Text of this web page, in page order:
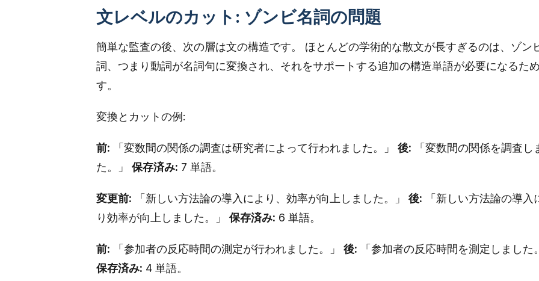
文レベルのカット: ゾンビ名詞の問題
簡単な監査の後、次の層は文の構造です。 ほとんどの学術的な散文が長すぎるのは、ゾン
詞、つまり動詞が名詞句に変換され、それをサポートする追加の構造単語が必要になるた
す。
変換とカットの例:
前: 「変数間の関係の調査は研究者によって行われました。」 後: 「変数間の関係を調査し
た。」 保存済み: 7 単語。
変更前: 「新しい方法論の導入により、効率が向上しました。」 後: 「新しい方法論の導入
り効率が向上しました。」 保存済み: 6 単語。
前: 「参加者の反応時間の測定が行われました。」 後: 「参加者の反応時間を測定しました
保存済み: 4 単語。